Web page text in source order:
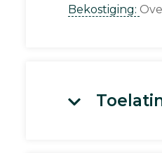
Bekostiging: